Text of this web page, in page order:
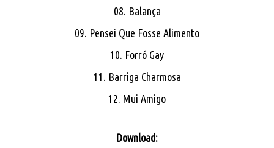
08. Balança
09. Pensei Que Fosse Alimento
10. Forró Gay
11. Barriga Charmosa
12. Mui Amigo
Download: